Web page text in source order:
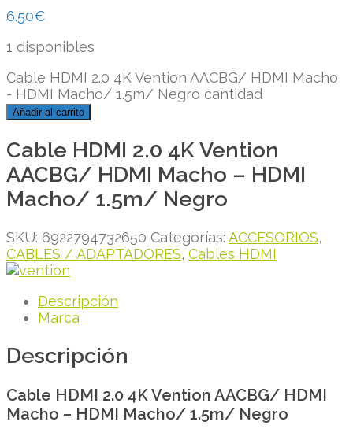
6.50€
1 disponibles
Cable HDMI 2.0 4K Vention AACBG/ HDMI Macho
- HDMI Macho/ 1.5m/ Negro cantidad
Añadir al carrito
Cable HDMI 2.0 4K Vention
AACBG/ HDMI Macho – HDMI
Macho/ 1.5m/ Negro
SKU: 6922794732650 Categorías: ACCESORIOS,
CABLES / ADAPTADORES, Cables HDMI
Descripción
Marca
Descripción
Cable HDMI 2.0 4K Vention AACBG/ HDMI
Macho – HDMI Macho/ 1.5m/ Negro